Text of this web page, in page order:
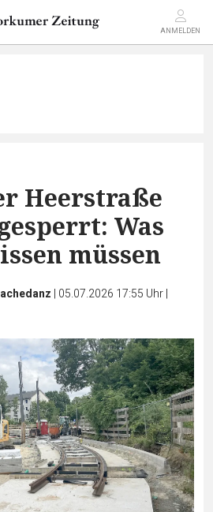
ANMELDEN
Heerstraße
Was
müssen
| 05.07.2026 17:55 Uhr|